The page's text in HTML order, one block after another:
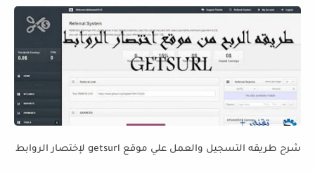
شرح طريقه التسجيل والعمل علي موقع getsurl لإختصار الروابط